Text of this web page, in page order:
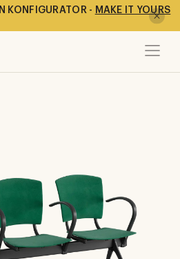
KONFIGURATOR - MAKE IT YOURS